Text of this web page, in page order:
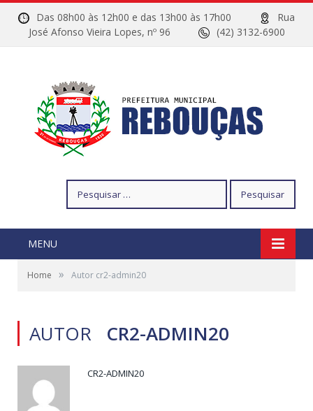
Das 08h00 às 12h00 e das 13h00 às 17h00
Rua
José Afonso Vieira Lopes, nº 96
(42) 3132-6900
por:
MENU
Home » Autor cr2-admin20
AUTOR CR2-ADMIN20
CR2-ADMIN20